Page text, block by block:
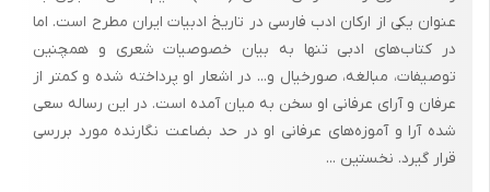
عنوان یکی از ارکان ادب فارسی در تاریخ ادبیات ایران مطرح است. اما
در کتاب‌های ادبی تنها به بیان خصوصیات شعری و همچنین
توصیفات، مبالغه، صورخیال و... در اشعار او پرداخته شده و کمتر از
عرفان و آرای عرفانی او سخن به میان آمده است. در این رساله سعی
شده آرا و آموزه‌های عرفانی او در حد بضاعت نگارنده مورد بررسی
قرار گیرد. نخستین ...